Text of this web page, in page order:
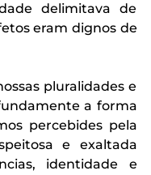
delimitava de
eram dignos de
pluralidades e
a forma
percebides pela
e exaltada
identidade e